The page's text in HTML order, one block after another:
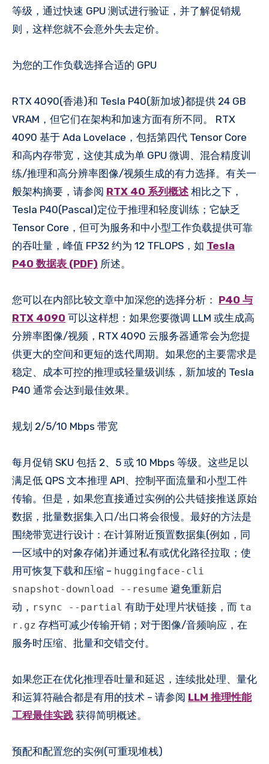
等级，通过快速 GPU 测试进行验证，并了解促销规
则，这样您就不会意外失去定价。
为您的工作负载选择合适的 GPU
RTX 4090(香港)和 Tesla P40(新加坡)都提供 24 GB
VRAM，但它们在架构和加速方面有所不同。 RTX
4090 基于 Ada Lovelace，包括第四代 Tensor Core
和高内存带宽，这使其成为单 GPU 微调、混合精度训
练/推理和高分辨率图像/视频生成的有力选择。有关一
般架构摘要，请参阅 RTX 40 系列概述 相比之下，
Tesla P40(Pascal)定位于推理和轻度训练；它缺乏
Tensor Core，但可为服务和中小型工作负载提供可靠
的吞吐量，峰值 FP32 约为 12 TFLOPS，如 Tesla
P40 数据表 (PDF) 所述。
您可以在内部比较文章中加深您的选择分析： P40 与
RTX 4090 可以这样想：如果您要微调 LLM 或生成高
分辨率图像/视频，RTX 4090 云服务器通常会为您提
供更大的空间和更短的迭代周期。如果您的主要需求是
稳定、成本可控的推理或轻量级训练，新加坡的 Tesla
P40 通常会达到最佳效果。
规划 2/5/10 Mbps 带宽
每月促销 SKU 包括 2、5 或 10 Mbps 等级。这些足以
满足低 QPS 文本推理 API、控制平面流量和小型工件
传输。但是，如果您直接通过实例的公共链接推送原始
数据，批量数据集入口/出口将会很慢。最好的方法是
围绕带宽进行设计：在计算附近预置数据集(例如，同
一区域中的对象存储)并通过私有或优化路径拉取；使
用可恢复下载和压缩 – huggingface-cli
snapshot-download --resume 避免重新启
动， rsync --partial 有助于处理片状链接，而 ta​​
r.gz 存档可减少传输开销；对于图像/音频响应，在
服务时压缩、批量和交错交付。
如果您正在优化推理吞吐量和延迟，连续批处理、量化
和运算符融合都是有用的技术 – 请参阅 LLM 推理性能
工程最佳实践 获得简明概述。
预配和配置您的实例(可重现堆栈)